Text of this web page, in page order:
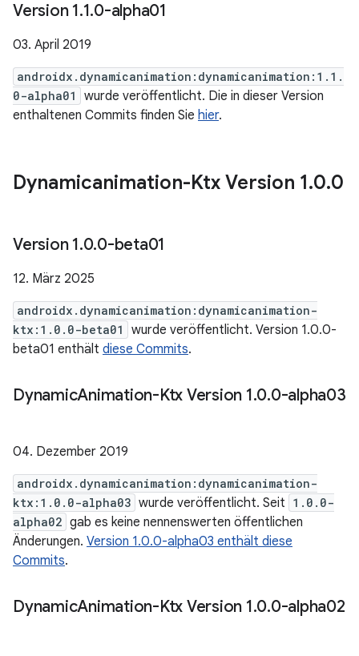
Version 1.1.0-alpha01
03. April 2019
androidx.dynamicanimation:dynamicanimation:1.1.
0-alpha01
wurde veröffentlicht. Die in dieser Version
enthaltenen Commits finden Sie hier.
Dynamicanimation-Ktx Version 1.0.0
Version 1.0.0-beta01
12. März 2025
androidx.dynamicanimation:dynamicanimation-
ktx:1.0.0-beta01
wurde veröffentlicht. Version 1.0.0-
beta01 enthält diese Commits.
DynamicAnimation-Ktx Version 1.0.0-alpha03
04. Dezember 2019
androidx.dynamicanimation:dynamicanimation-
ktx:1.0.0-alpha03 wurde veröffentlicht. Seit 1.0.0-
alpha02 gab es keine nennenswerten öffentlichen
Änderungen. Version 1.0.0-alpha03 enthält diese
Commits.
DynamicAnimation-Ktx Version 1.0.0-alpha02